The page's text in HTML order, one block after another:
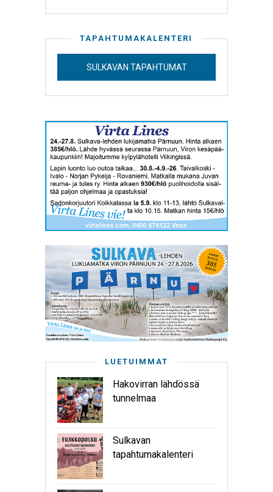
TAPAHTUMAKALENTERI
SULKAVAN TAPAHTUMAT
LUETUIMMAT
Hakovirran lähdössä
tunnelmaa
Sulkavan
tapahtumakalenteri